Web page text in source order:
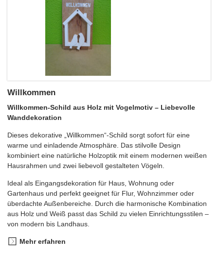
Willkommen
Willkommen-Schild aus Holz mit Vogelmotiv – Liebevolle
Wanddekoration
Dieses dekorative „Willkommen“-Schild sorgt sofort für eine
warme und einladende Atmosphäre. Das stilvolle Design
kombiniert eine natürliche Holzoptik mit einem modernen weißen
Hausrahmen und zwei liebevoll gestalteten Vögeln.
Ideal als Eingangsdekoration für Haus, Wohnung oder
Gartenhaus und perfekt geeignet für Flur, Wohnzimmer oder
überdachte Außenbereiche. Durch die harmonische Kombination
aus Holz und Weiß passt das Schild zu vielen Einrichtungsstilen –
von modern bis Landhaus.
Mehr erfahren